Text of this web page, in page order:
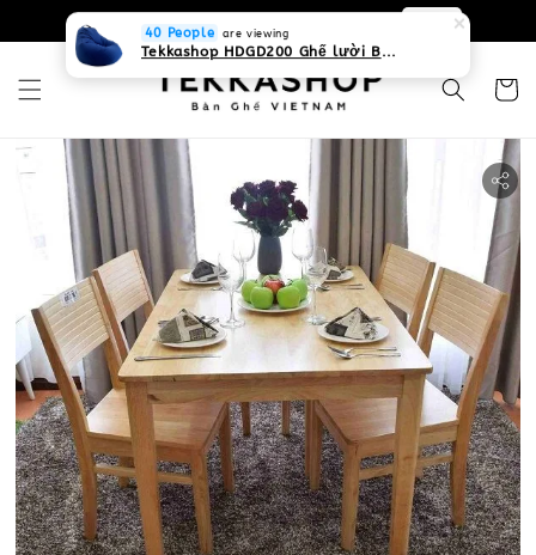
0931268840 Liên hệ với chúng tôi
40 People are viewing
Tekkashop HDGD200 Ghế lười Beanbag form truyền thống, chất liệu Olefin canvas kháng nước, màu xanh biển, có thể sử dụng trong nhà và cả ngoài trời, có quai xách